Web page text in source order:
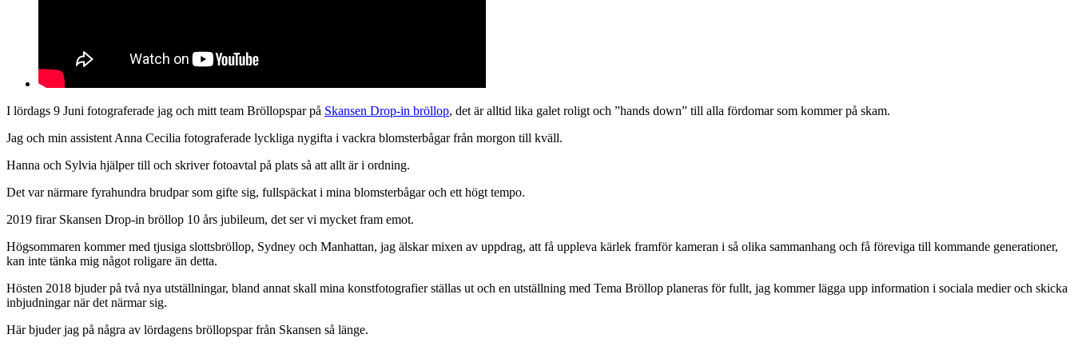
I lördags 9 Juni fotograferade jag och mitt team Bröllopspar på Skansen Drop-in bröllop, det är alltid lika galet roligt och ”hands down” till alla fördomar som kommer på skam.
Jag och min assistent Anna Cecilia fotograferade lyckliga nygifta i vackra blomsterbågar från morgon till kväll.
Hanna och Sylvia hjälper till och skriver fotoavtal på plats så att allt är i ordning.
Det var närmare fyrahundra brudpar som gifte sig, fullspäckat i mina blomsterbågar och ett högt tempo.
2019 firar Skansen Drop-in bröllop 10 års jubileum, det ser vi mycket fram emot.
Högsommaren kommer med tjusiga slottsbröllop, Sydney och Manhattan, jag älskar mixen av uppdrag, att få uppleva kärlek framför kameran i så olika sammanhang och få föreviga till kommande generationer,
kan inte tänka mig något roligare än detta.
Hösten 2018 bjuder på två nya utställningar, bland annat skall mina konstfotografier ställas ut och en utställning med Tema Bröllop planeras för fullt, jag kommer lägga upp information i sociala medier och skicka
inbjudningar när det närmar sig.
Här bjuder jag på några av lördagens bröllopspar från Skansen så länge.